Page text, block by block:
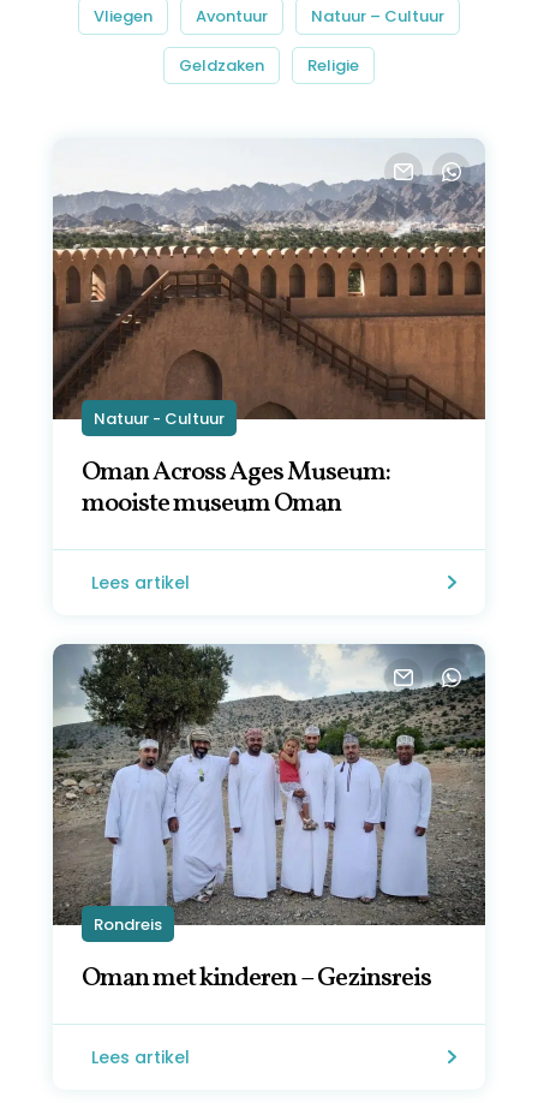
Vliegen Avontuur Natuur – Cultuur
Geldzaken Religie
Natuur - Cultuur
Oman Across Ages Museum:
mooiste museum Oman
Lees artikel
Rondreis
Oman met kinderen – Gezinsreis
Lees artikel